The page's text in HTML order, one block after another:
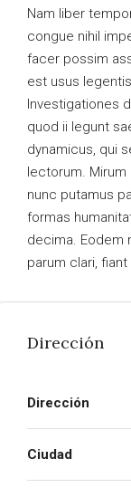
Nam liber
congue nihil
facer possim
est usus
Investigationes
quod ii legunt
dynamicus, qui
lectorum.
nunc putamus
formas
decima. Eodem
parum clari,
Dirección
Dirección
Ciudad